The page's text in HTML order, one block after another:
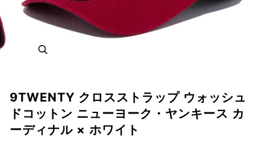
9TWENTY クロスストラップ ウォッシュ
ドコットン ニューヨーク・ヤンキース カ
ーディナル × ホワイト